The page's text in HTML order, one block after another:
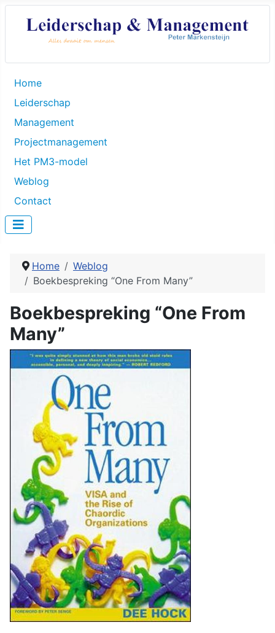
Home
Leiderschap
Management
Projectmanagement
Het PM3-model
Weblog
Contact
Home
Weblog
Boekbespreking “One From Many”
Boekbespreking “One From
Many”